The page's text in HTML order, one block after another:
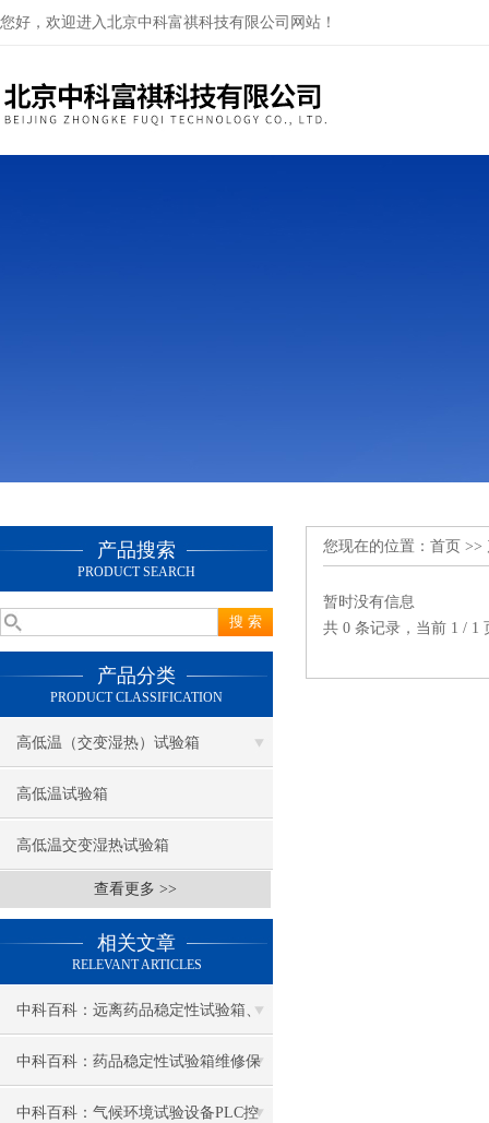
您好，欢迎进入北京中科富祺科技有限公司网站！
产品搜索
PRODUCT SEARCH
产品分类
PRODUCT CLASSIFICATION
高低温（交变湿热）试验箱
高低温试验箱
高低温交变湿热试验箱
查看更多 >>
相关文章
RELEVANT ARTICLES
中科百科：远离药品稳定性试验箱、
光照试验箱噪音小窍门
中科百科：药品稳定性试验箱维修保
养五步曲
中科百科：气候环境试验设备PLC控
您现在的位置： 首页 >>
暂时没有信息
共 0 条记录，当前 1 /